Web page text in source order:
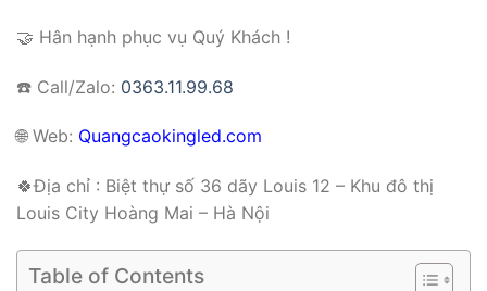
🤝 Hân hạnh phục vụ Quý Khách !
☎️ Call/Zalo: 0363.11.99.68
🌐Web: Quangcaokingled.com
🍀Địa chỉ : Biệt thự số 36 dãy Louis 12 – Khu đô thị
Louis City Hoàng Mai – Hà Nội
Table of Contents